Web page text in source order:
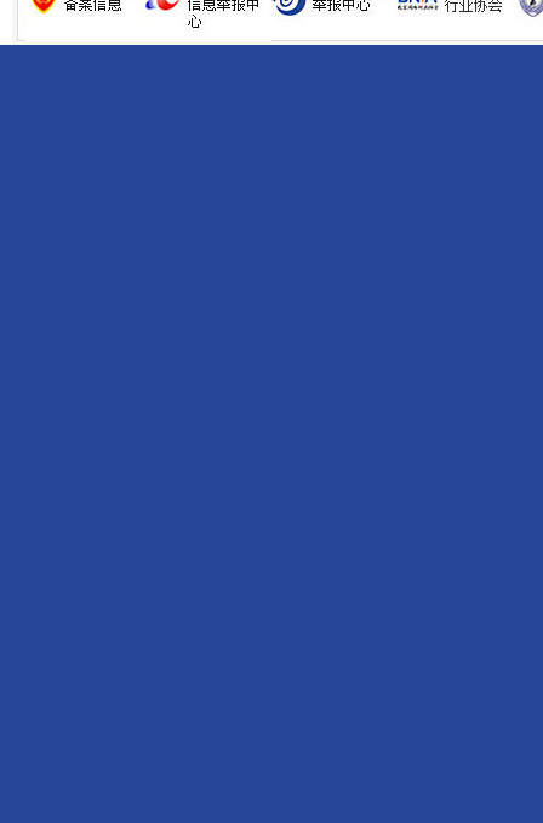
揭开“小金库”的免责幌子